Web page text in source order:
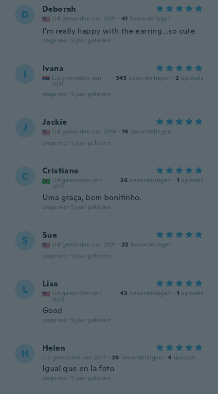
D Deborah
Lid geworden van 2021 · 41 beoordelingen
I'm really happy with the earring...so cute
ongeveer 5 jaar geleden
I Ivana
Lid geworden van
2021
· 345 beoordelingen · 2 uploads
ongeveer 5 jaar geleden
J Jackie
Lid geworden van 2016 · 14 beoordelingen
ongeveer 5 jaar geleden
C Cristiane
Lid geworden van
2017
· 36 beoordelingen · 1 uploads
Uma graça, bem bonitinho.
ongeveer 5 jaar geleden
S Sue
Lid geworden van 2021 · 22 beoordelingen
ongeveer 5 jaar geleden
L Lisa
Lid geworden van
2016
· 42 beoordelingen · 1 uploads
Good
ongeveer 5 jaar geleden
H Helen
Lid geworden van 2017 · 26 beoordelingen · 4 uploads
Igual que en la foto
ongeveer 5 jaar geleden